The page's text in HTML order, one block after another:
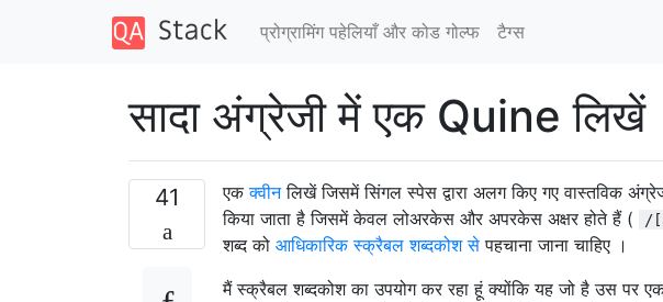
प्रोग्रामिंग पहेलियाँ और कोड गोल्फ टैग्‍स
सादा अंग्रेजी में एक Quine लिखें
41 एकक्वीनलिखें जिसमें सिंगल स्पेस द्वारा अलग किए गए वास्तविक
किया जाता है जिसमें केवल लोअरकेस और अपरकेस अक्षर होते हैं (
/
शब्द को आधिकारिक स्क्रैबल शब्दकोश से पहचाना जाना चाहिए ।
मैं स्क्रैबल शब्दकोश का उपयोग कर रहा हूं क्योंकि यह जो है उस पर एक